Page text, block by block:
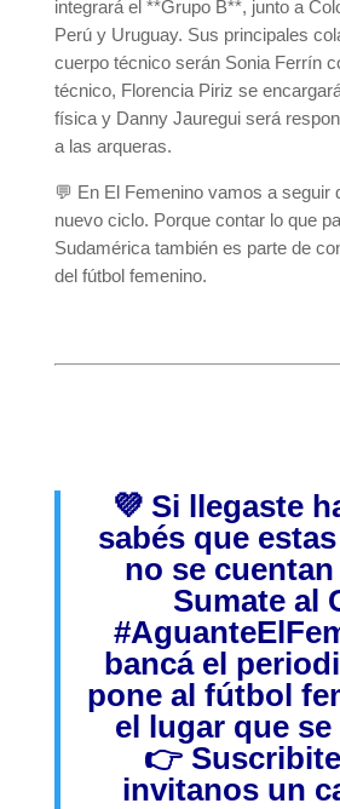
integrará el **Grupo B**, junto a
Perú y Uruguay. Sus principales
cuerpo técnico serán Sonia Ferrín
técnico, Florencia Piriz se
física y Danny Jauregui será
a las arqueras.
💬 En El Femenino vamos a seguir
nuevo ciclo. Porque contar lo que
Sudamérica también es parte de
del fútbol femenino.
💜 Si llegaste
sabés que
no se
Sumate al
bancá el
pone al fútbol
el lugar que se
👉
invitanos un